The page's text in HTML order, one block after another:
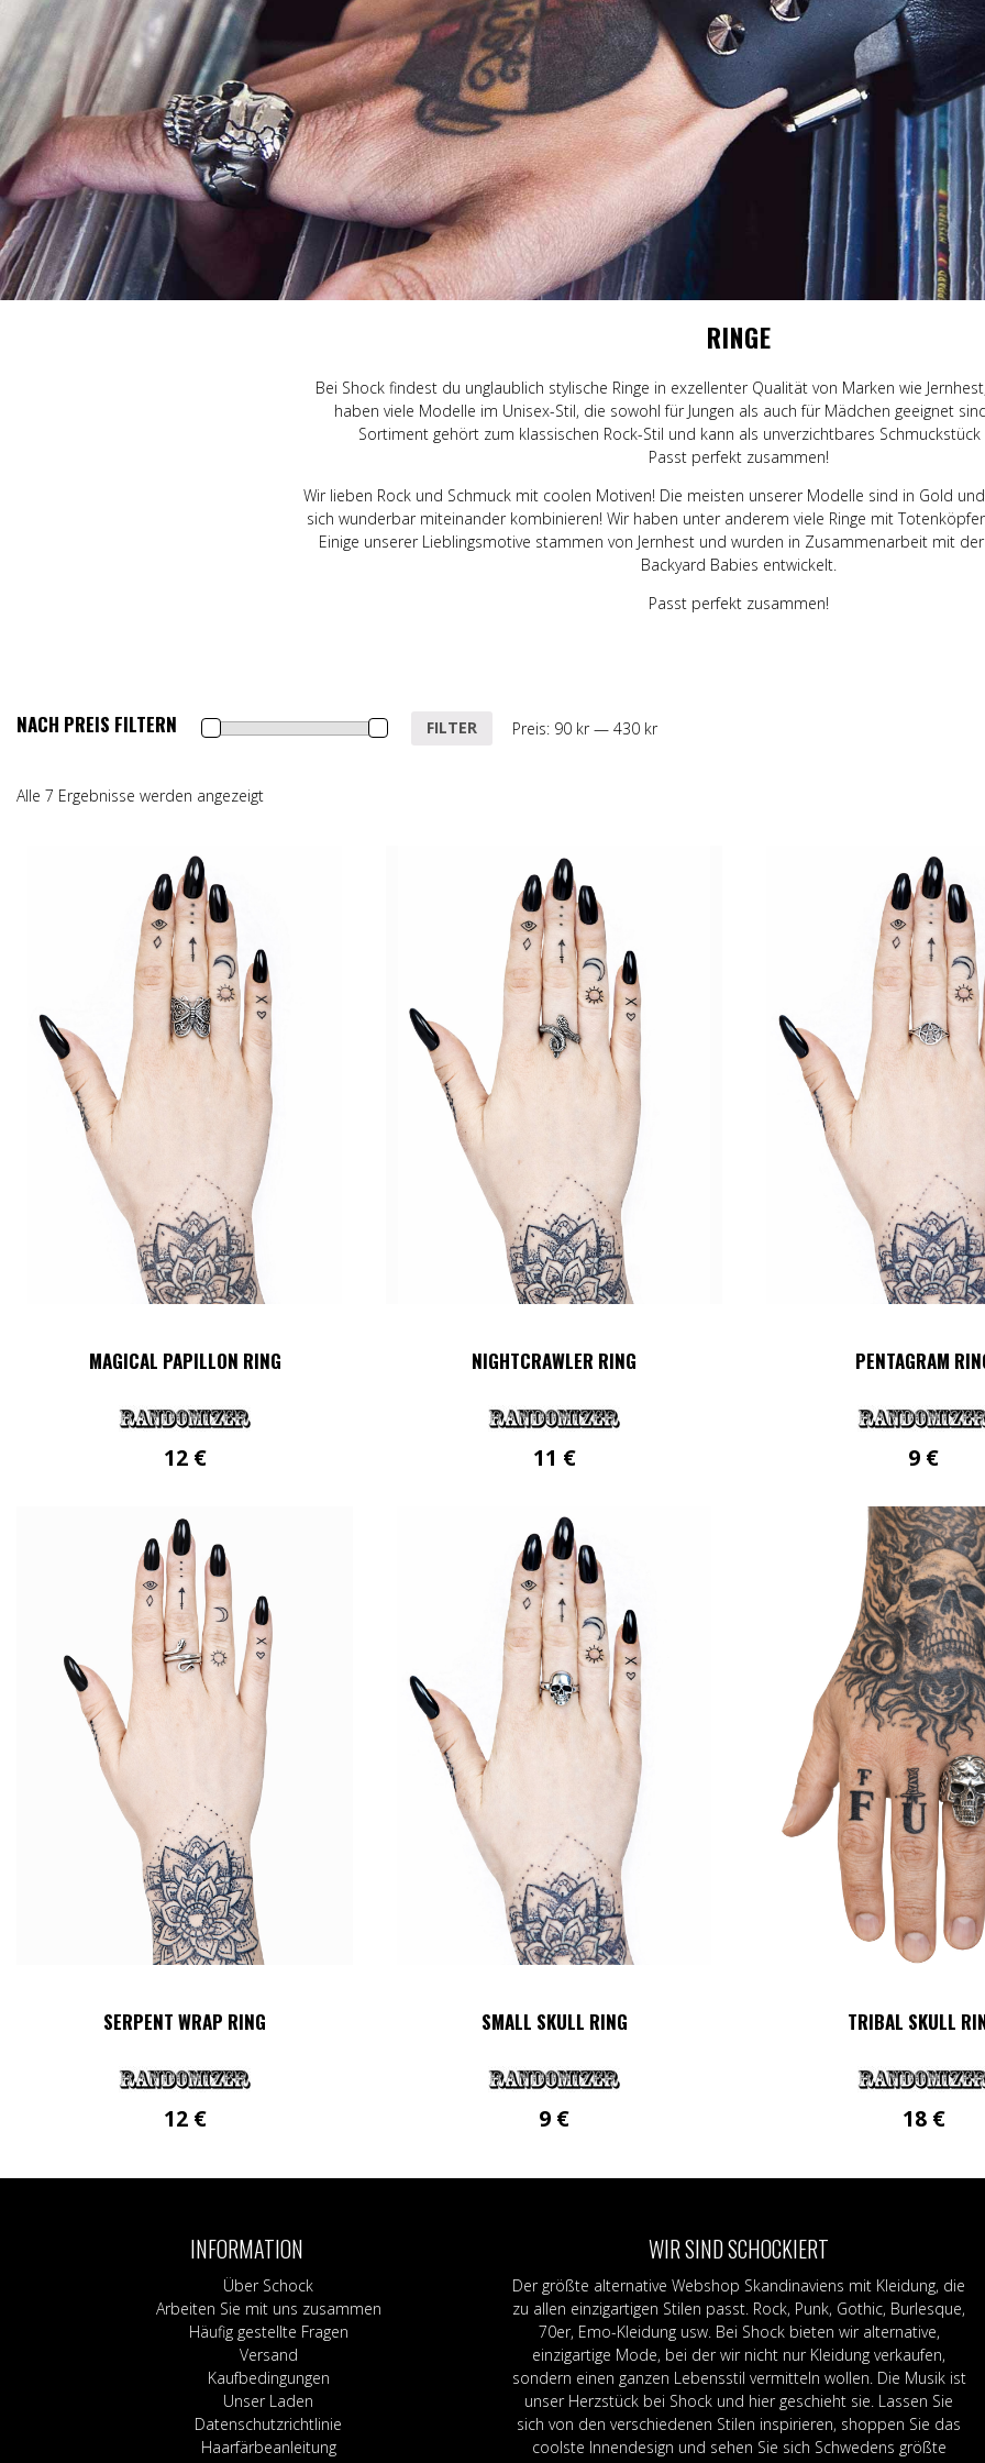
Röcke
Korsetts
Strumpfhosen & Strümpfe
Gurt und Geschirr
Leder-/veganes Armband &
Nietenarmband
Nieten
Taschen & Geldbörsen
Stoffabzeichen / Aufnäher
Stecknadeln
Socken
Krawatten
Gürtel
Leder-/veganes Armband &
Nieten
Stecknadeln
N-R
S-Z
Haarpflege
Shampoo & Spülung
Haarfärbeanleitung
Lila
Orange
ROT
Schwarz
Gelb
RINGE
Bei Shock findest du unglaublich stylische Ringe in exzellenter Qualität von Marken wie
haben viele Modelle im Unisex-Stil, die sowohl für Jungen als auch für Mädchen geeignet
Sortiment gehört zum klassischen Rock-Stil und kann als unverzichtbares
Passt perfekt zusammen!
Wir lieben Rock und Schmuck mit coolen Motiven! Die meisten unserer Modelle sind in Gold
sich wunderbar miteinander kombinieren! Wir haben unter anderem viele Ringe mit
Einige unserer Lieblingsmotive stammen von Jernhest und wurden in Zusammenarbeit mit
Backyard Babies entwickelt.
Passt perfekt zusammen!
NACH PREIS FILTERN
Min.
Max.
FILTER Preis: 90 kr— 430 kr
Alle 7 Ergebnisse werden angezeigt
MAGICAL PAPILLON RING
12 €
NIGHTCRAWLER RING
11 €
PENTAGRAM
9 €
SERPENT WRAP RING
12 €
SMALL SKULL RING
9 €
TRIBAL SKULL
18 €
Die
Optionen
können
auf
der
gewählt
werden
INFORMATION
Über Schock
Arbeiten Sie mit uns zusammen
Häufig gestellte Fragen
Versand
Kaufbedingungen
Unser Laden
Datenschutzrichtlinie
Haarfärbeanleitung
WIR SIND SCHOCKIERT
Der größte alternative Webshop Skandinaviens mit Kleidung, die
zu allen einzigartigen Stilen passt. Rock, Punk, Gothic, Burlesque,
70er, Emo-Kleidung usw. Bei Shock bieten wir alternative,
einzigartige Mode, bei der wir nicht nur Kleidung verkaufen,
sondern einen ganzen Lebensstil vermitteln wollen. Die Musik ist
unser Herzstück bei Shock und hier geschieht sie. Lassen Sie
sich von den verschiedenen Stilen inspirieren, shoppen Sie das
coolste Innendesign und sehen Sie sich Schwedens größte